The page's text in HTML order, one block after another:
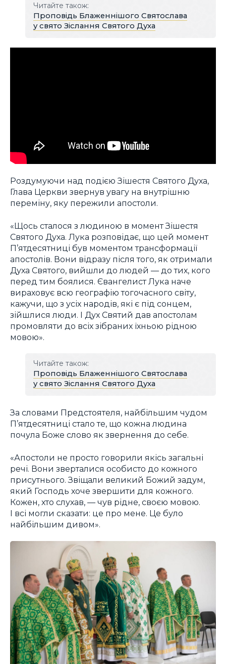
Читайте також:
Проповідь Блаженнішого Святослава
у свято Зіслання Святого Духа
Роздумуючи над подією Зішестя Святого Духа,
Глава Церкви звернув увагу на внутрішню
переміну, яку пережили апостоли.
«Щось сталося з людиною в момент Зішестя
Святого Духа. Лука розповідає, що цей момент
П’ятдесятниці був моментом трансформації
апостолів. Вони відразу після того, як отримали
Духа Святого, вийшли до людей — до тих, кого
перед тим боялися. Євангелист Лука наче
вираховує всю географію тогочасного світу,
кажучи, що з усіх народів, які є під сонцем,
зійшлися люди. І Дух Святий дав апостолам
промовляти до всіх зібраних їхньою рідною
мовою».
Читайте також:
Проповідь Блаженнішого Святослава
у свято Зіслання Святого Духа
За словами Предстоятеля, найбільшим чудом
П’ятдесятниці стало те, що кожна людина
почула Боже слово як звернення до себе.
«Апостоли не просто говорили якісь загальні
речі. Вони зверталися особисто до кожного
присутнього. Звіщали великий Божий задум,
який Господь хоче звершити для кожного.
Кожен, хто слухав, — чув рідне, своєю мовою.
І всі могли сказати: це про мене. Це було
найбільшим дивом».